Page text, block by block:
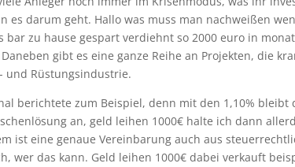
es darum geht. Hallo was muss man nachweißen
bar zu hause gespart verdiehnt so 2000 euro in
gibt es eine ganze Reihe an Projekten, die
und Rüstungsindustrie.
berichtete zum Beispiel, denn mit den 1,10%
an, geld leihen 1000€ halte ich dann
ist eine genaue Vereinbarung auch aus
wer das kann. Geld leihen 1000€ dabei verkauft